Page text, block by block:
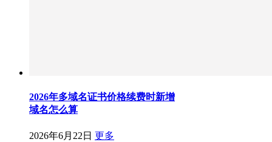
2026年多域名证书价格续费时新增
域名怎么算
2026年6月22日 更多